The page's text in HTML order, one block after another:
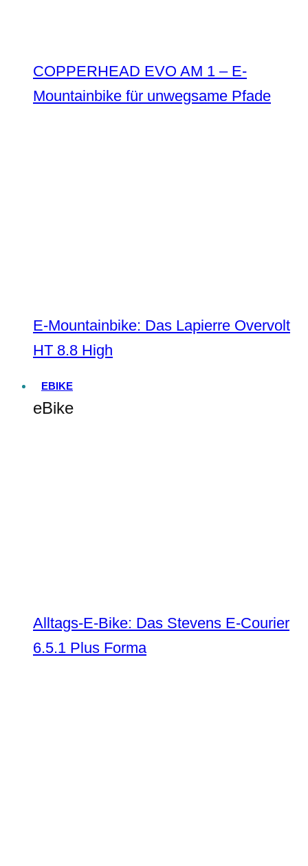
COPPERHEAD EVO AM 1 – E-
Mountainbike für unwegsame Pfade
E-Mountainbike: Das Lapierre Overvolt
HT 8.8 High
EBIKE
eBike
Alltags-E-Bike: Das Stevens E-Courier
6.5.1 Plus Forma